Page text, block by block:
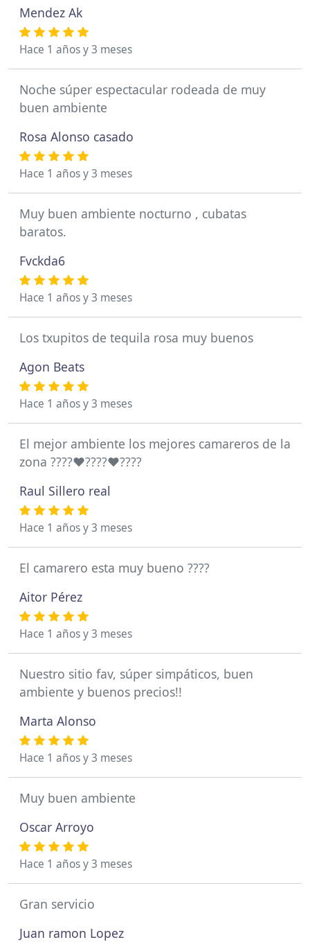
Mendez Ak
Hace 1 años y 3 meses
Noche súper espectacular rodeada de muy
buen ambiente
Rosa Alonso casado
Hace 1 años y 3 meses
Muy buen ambiente nocturno , cubatas
baratos.
Fvckda6
Hace 1 años y 3 meses
Los txupitos de tequila rosa muy buenos
Agon Beats
Hace 1 años y 3 meses
El mejor ambiente los mejores camareros de la
zona ????❤️‍????❤️‍????
Raul Sillero real
Hace 1 años y 3 meses
El camarero esta muy bueno ????
Aitor Pérez
Hace 1 años y 3 meses
Nuestro sitio fav, súper simpáticos, buen
ambiente y buenos precios!!
Marta Alonso
Hace 1 años y 3 meses
Muy buen ambiente
Oscar Arroyo
Hace 1 años y 3 meses
Gran servicio
Juan ramon Lopez